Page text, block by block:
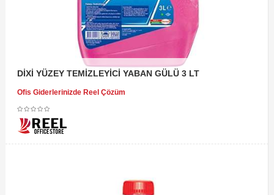
DİXİ YÜZEY TEMİZLEYİCİ YABAN GÜLÜ 3 LT
Ofis Giderlerinizde Reel Çözüm